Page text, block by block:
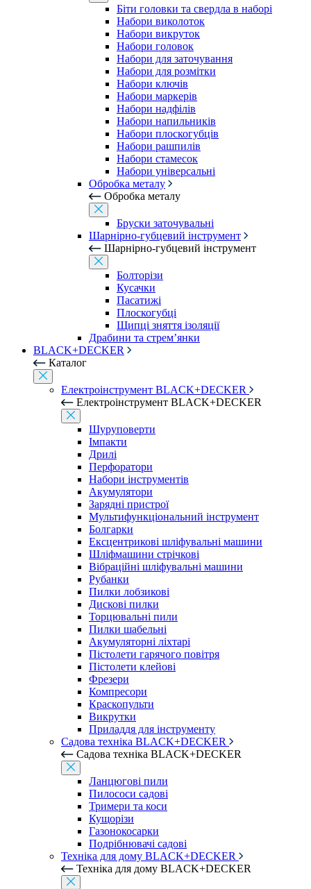
Біти головки та свердла в наборі
Набори виколоток
Набори викруток
Набори головок
Набори для заточування
Набори для розмітки
Набори ключів
Набори маркерів
Набори надфілів
Набори напильників
Набори плоскогубців
Набори рашпилів
Набори стамесок
Набори універсальні
Обробка металу
Обробка металу
Бруски заточувальні
Шарнірно-губцевий інструмент
Шарнірно-губцевий інструмент
Болторізи
Кусачки
Пасатижі
Плоскогубці
Щипці зняття ізоляції
Драбини та стрем’янки
BLACK+DECKER
Каталог
Електроінструмент BLACK+DECKER
Електроінструмент BLACK+DECKER
Шуруповерти
Імпакти
Дрилі
Перфоратори
Набори інструментів
Акумулятори
Зарядні пристрої
Мультифункціональний інструмент
Болгарки
Ексцентрикові шліфувальні машини
Шліфмашини стрічкові
Вібраційні шліфувальні машини
Рубанки
Пилки лобзикові
Дискові пилки
Торцювальні пили
Пилки шабельні
Акумуляторні ліхтарі
Пістолети гарячого повітря
Пістолети клейові
Фрезери
Компресори
Краскопульти
Викрутки
Приладдя для інструменту
Садова техніка BLACK+DECKER
Садова техніка BLACK+DECKER
Ланцюгові пили
Пилососи садові
Тримери та коси
Кущорізи
Газонокосарки
Подрібнювачі садові
Техніка для дому BLACK+DECKER
Техніка для дому BLACK+DECKER